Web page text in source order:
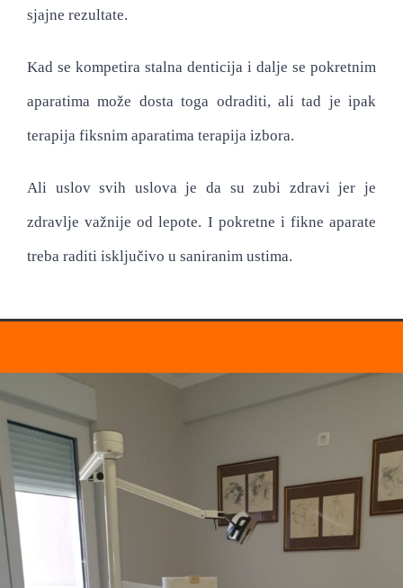
sjajne rezultate.
Kad se kompetira stalna denticija i dalje se pokretnim
aparatima može dosta toga odraditi, ali tad je ipak
terapija fiksnim aparatima terapija izbora.
Ali uslov svih uslova je da su zubi zdravi jer je
zdravlje važnije od lepote. I pokretne i fikne aparate
treba raditi isključivo u saniranim ustima.